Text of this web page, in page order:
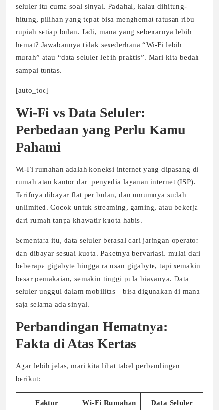
seluler itu cuma soal sinyal. Padahal, kalau dihitung-
hitung, pilihan yang tepat bisa menghemat ratusan ribu
rupiah setiap bulan. Jadi, mana yang sebenarnya lebih
hemat? Jawabannya tidak sesederhana “Wi-Fi lebih
murah” atau “data seluler lebih praktis”. Mari kita bedah
sampai tuntas.
[auto_toc]
Wi-Fi vs Data Seluler:
Perbedaan yang Perlu Kamu
Pahami
Wi-Fi rumahan adalah koneksi internet yang dipasang di
rumah atau kantor dari penyedia layanan internet (ISP).
Tarifnya dibayar flat per bulan, dan umumnya sudah
unlimited. Cocok untuk streaming, gaming, atau bekerja
dari rumah tanpa khawatir kuota habis.
Sementara itu, data seluler berasal dari jaringan operator
dan dibayar sesuai kuota. Paketnya bervariasi, mulai dari
beberapa gigabyte hingga ratusan gigabyte, tapi semakin
besar pemakaian, semakin tinggi pula biayanya. Data
seluler unggul dalam mobilitas—bisa digunakan di mana
saja selama ada sinyal.
Perbandingan Hematnya:
Fakta di Atas Kertas
Agar lebih jelas, mari kita lihat tabel perbandingan
berikut:
Faktor Wi-Fi Rumahan Data Seluler